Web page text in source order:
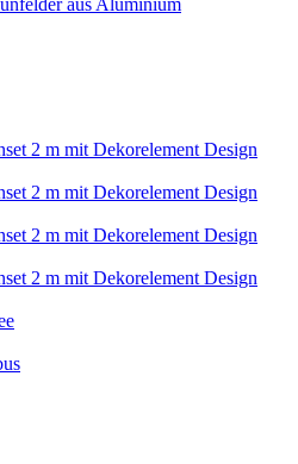
aus Aluminium
2 m mit Dekorelement Design
2 m mit Dekorelement Design
2 m mit Dekorelement Design
2 m mit Dekorelement Design